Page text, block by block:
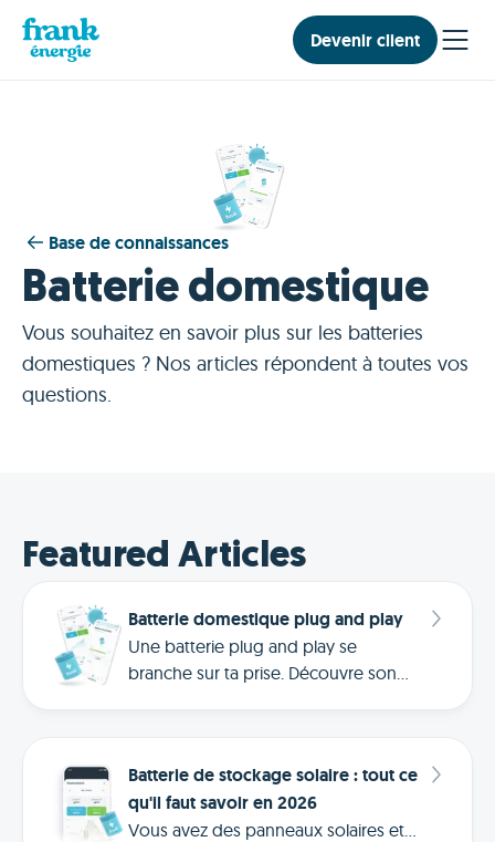
Devenir client
Base de connaissances
Batterie domestique
Vous souhaitez en savoir plus sur les batteries
domestiques ? Nos articles répondent à toutes vos
questions.
Featured Articles
Batterie domestique plug and play
Une batterie plug and play se
branche sur ta prise. Découvre son
Batterie de stockage solaire : tout ce
qu'il faut savoir en 2026
Vous avez des panneaux solaires et